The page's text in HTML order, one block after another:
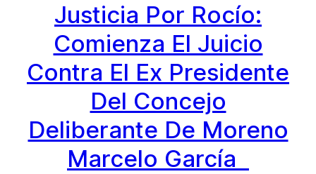
Justicia Por Rocío:
Comienza El Juicio
Contra El Ex Presidente
Del Concejo
Deliberante De Moreno
Marcelo García